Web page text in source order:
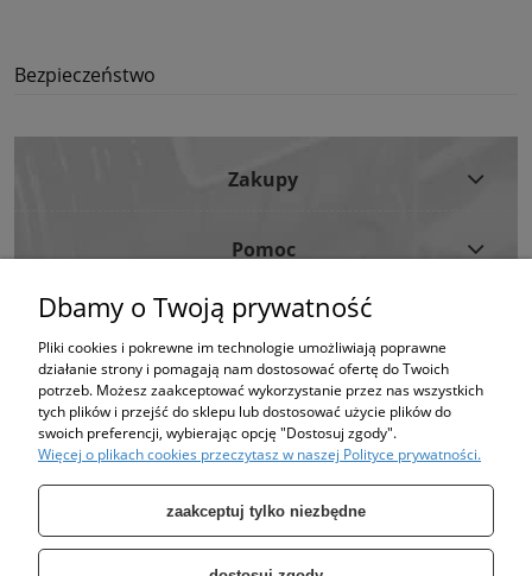
Bezpieczeństwo
Zakupy
Pomoc
Moje Konto
Informacje
Strona korzysta z plików cookies w celu realizacji usług i zgodnie z Polityką
Plików Cookies.
Możesz określić warunki przechowywania lub dostępu do plików cookies w
Twojej przeglądarce. (polityka prywatności)
Dbamy o Twoją prywatność
Pliki cookies i pokrewne im technologie umożliwiają poprawne
działanie strony i pomagają nam dostosować ofertę do Twoich
potrzeb. Możesz zaakceptować wykorzystanie przez nas wszystkich
tych plików i przejść do sklepu lub dostosować użycie plików do
swoich preferencji, wybierając opcję "Dostosuj zgody".
Więcej o plikach cookies przeczytasz w naszej Polityce prywatności.
zaakceptuj tylko niezbędne